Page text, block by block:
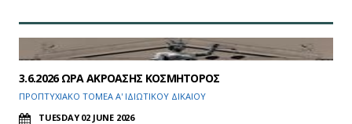
3.6.2026 ΩΡΑ ΑΚΡΟΑΣΗΣ ΚΟΣΜΗΤΟΡΟΣ
ΠΡΟΠΤΥΧΙΑΚΟ ΤΟΜΕΑ Α' ΙΔΙΩΤΙΚΟΥ ΔΙΚΑΙΟΥ
TUESDAY 02 JUNE 2026